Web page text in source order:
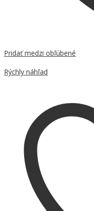
Pridať medzi obľúbené
Rýchly náhľad